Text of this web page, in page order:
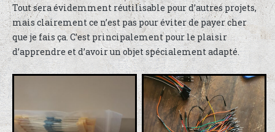
Tout sera évidemment réutilisable pour d’autres projets,
mais clairement ce n’est pas pour éviter de payer cher
que je fais ça. C’est principalement pour le plaisir
d’apprendre et d’avoir un objet spécialement adapté.